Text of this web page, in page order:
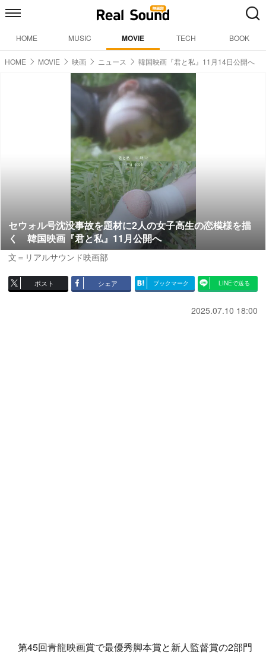
HOME MUSIC MOVIE TECH BOOK
HOME MOVIE 映画 ニュース 韓国映画『君と私』11月14日公開へ
セウォル号沈没事故を題材に2人の女子高生の恋模様を描
く 韓国映画『君と私』11月公開へ
文＝リアルサウンド映画部
ポスト シェア ブックマーク LINEで送る
2025.07.10 18:00
第45回青龍映画賞で最優秀脚本賞と新人監督賞の2部門